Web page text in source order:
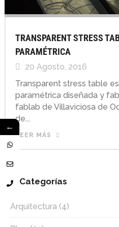
TRANSPARENT STRESS
PARAMÉTRICA
20 Agosto, 2016
Transparent stress table
paramétrica diseñada y
fablab de Villaviciosa de
de...
LEER MÁS
Categorías
Arquitectura (4)
←